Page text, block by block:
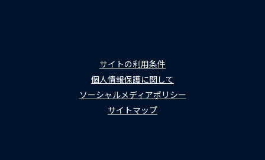
サイトの利用条件
個人情報保護に関して
ソーシャルメディアポリシー
サイトマップ